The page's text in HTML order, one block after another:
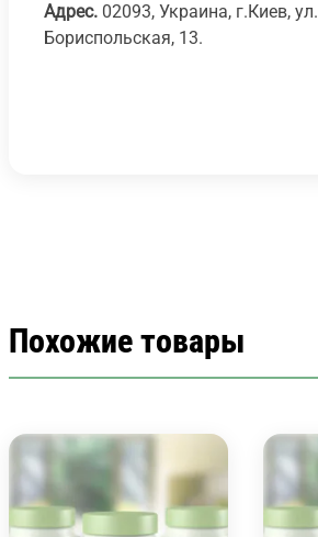
Адрес. 02093, Украина, г.Киев, ул.
Бориспольская, 13.
Похожие товары